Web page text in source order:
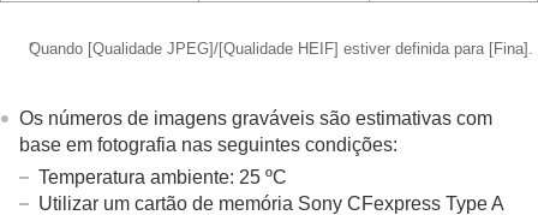
*Quando [Qualidade JPEG]/[Qualidade HEIF] estiver definida para [Fina] .
Os números de imagens graváveis são estimativas com
base em fotografia nas seguintes condições:
Temperatura ambiente: 25 ºC
Utilizar um cartão de memória Sony CFexpress Type A